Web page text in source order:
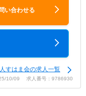
い合わせる
すはま会の求人一覧
10/09 求人番号：9786930